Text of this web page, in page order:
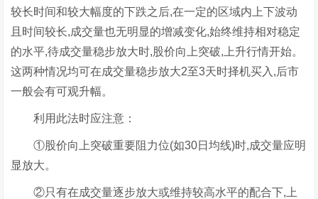
较长时间和较大幅度的下跌之后,在一定的区域内上下波动
且时间较长,成交量也无明显的增减变化,始终维持相对稳定
的水平,待成交量稳步放大时,股价向上突破,上升行情开始。
这两种情况均可在成交量稳步放大2至3天时择机买入,后市
一般会有可观升幅。
利用此法时应注意：
①股价向上突破重要阻力位(如30日均线)时,成交量应明
显放大。
②只有在成交量逐步放大或维持较高水平的配合下,上